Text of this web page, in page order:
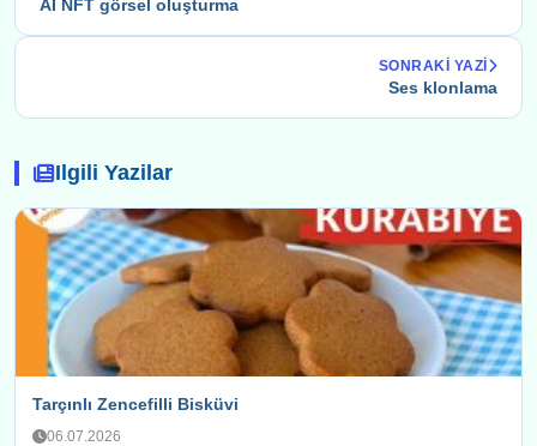
AI NFT görsel oluşturma
SONRAKI YAZI
Ses klonlama
Ilgili Yazilar
Tarçınlı Zencefilli Bisküvi
06.07.2026